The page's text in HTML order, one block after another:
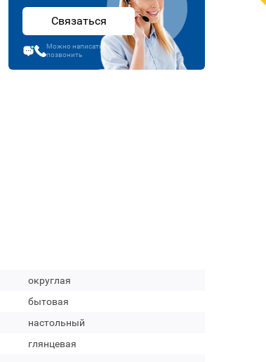
Связаться
Можно написать или
позвонить
округлая
бытовая
настольный
глянцевая